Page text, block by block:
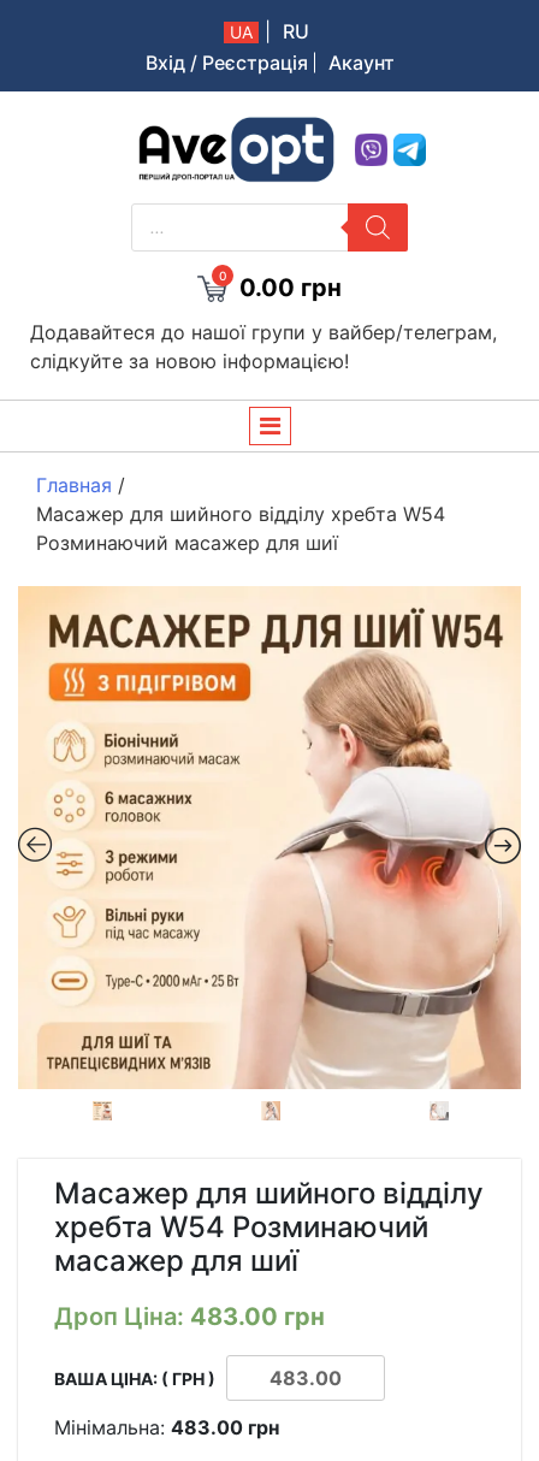
UA
RU
Вхід / Реєстрація
Акаунт
Aveopt – оптова дропшипінг платформа в Україні
PRODUCTS
SEARCH
0 0.00 грн
Додавайтеся до нашої групи у вайбер/телеграм,
слідкуйте за новою інформацією!
Главная /
Масажер для шийного відділу хребта W54
Розминаючий масажер для шиї
Масажер для шийного відділу
хребта W54 Розминаючий
масажер для шиї
Дроп Ціна: 483.00 грн
ВАША ЦІНА: ( ГРН )
Мінімальна: 483.00 грн